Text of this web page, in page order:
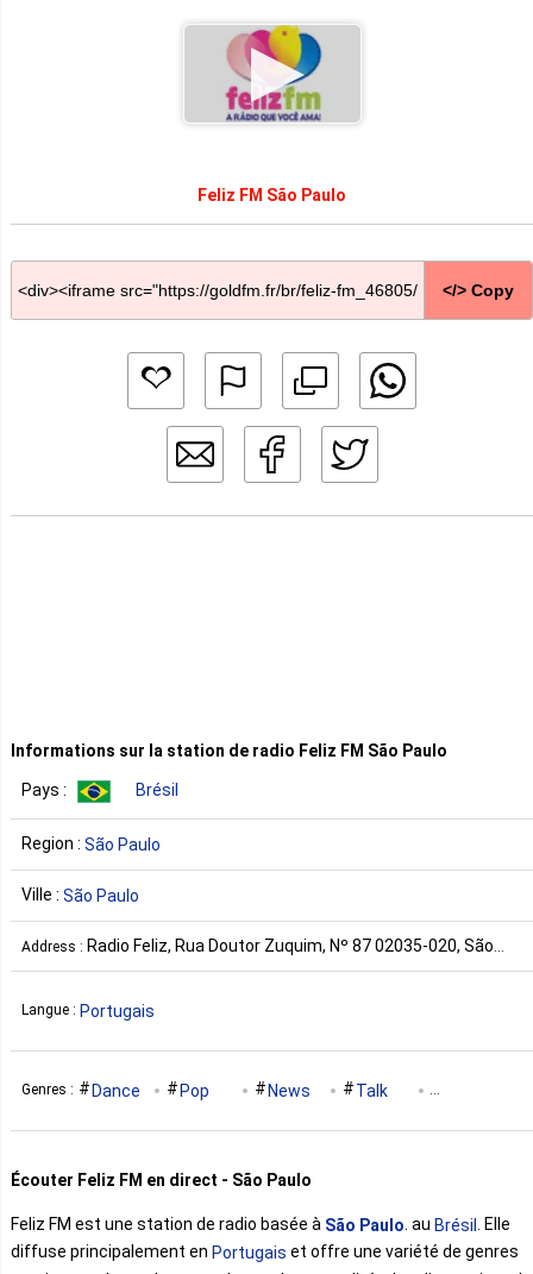
Feliz FM São Paulo
</> Copy
Informations sur la station de radio Feliz FM São Paulo
Pays : Brésil
Region : São Paulo
Ville : São Paulo
Address : Radio Feliz, Rua Doutor Zuquim, Nº 87 02035-020, São
Paulo, Brasil Brésil
Langue : Portugais
Genres : Dance Pop News Talk
Écouter Feliz FM en direct - São Paulo
Feliz FM est une station de radio basée à São Paulo . au Brésil . Elle
diffuse principalement en Portugais et offre une variété de genres